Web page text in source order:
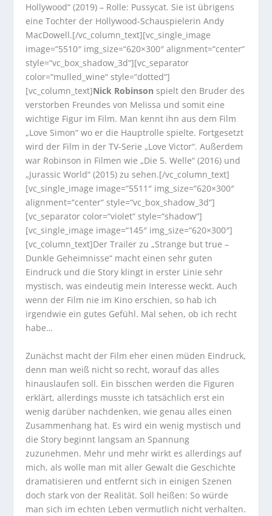
Hollywood“ (2019) – Rolle: Pussycat. Sie ist übrigens
eine Tochter der Hollywood-Schauspielerin Andy
MacDowell.[/vc_column_text][vc_single_image
image=“5510″ img_size=“620×300″ alignment=“center“
style=“vc_box_shadow_3d“][vc_separator
color=“mulled_wine“ style=“dotted“]
[vc_column_text]Nick Robinson spielt den Bruder des
verstorben Freundes von Melissa und somit eine
wichtige Figur im Film. Man kennt ihn aus dem Film
„Love Simon“ wo er die Hauptrolle spielte. Fortgesetzt
wird der Film in der TV-Serie „Love Victor“. Außerdem
war Robinson in Filmen wie „Die 5. Welle“ (2016) und
„Jurassic World“ (2015) zu sehen.[/vc_column_text]
[vc_single_image image=“5511″ img_size=“620×300″
alignment=“center“ style=“vc_box_shadow_3d“]
[vc_separator color=“violet“ style=“shadow“]
[vc_single_image image=“145″ img_size=“620×300″]
[vc_column_text]Der Trailer zu „Strange but true –
Dunkle Geheimnisse“ macht einen sehr guten
Eindruck und die Story klingt in erster Linie sehr
mystisch, was eindeutig mein Interesse weckt. Auch
wenn der Film nie im Kino erschien, so hab ich
irgendwie ein gutes Gefühl. Mal sehen, ob ich recht
habe…
Zunächst macht der Film eher einen müden Eindruck,
denn man weiß nicht so recht, worauf das alles
hinauslaufen soll. Ein bisschen werden die Figuren
erklärt, allerdings musste ich tatsächlich erst ein
wenig darüber nachdenken, wie genau alles einen
Zusammenhang hat. Es wird ein wenig mystisch und
die Story beginnt langsam an Spannung
zuzunehmen. Mehr und mehr wirkt es allerdings auf
mich, als wolle man mit aller Gewalt die Geschichte
dramatisieren und entfernt sich in einigen Szenen
doch stark von der Realität. Soll heißen: So würde
man sich im echten Leben vermutlich nicht verhalten.